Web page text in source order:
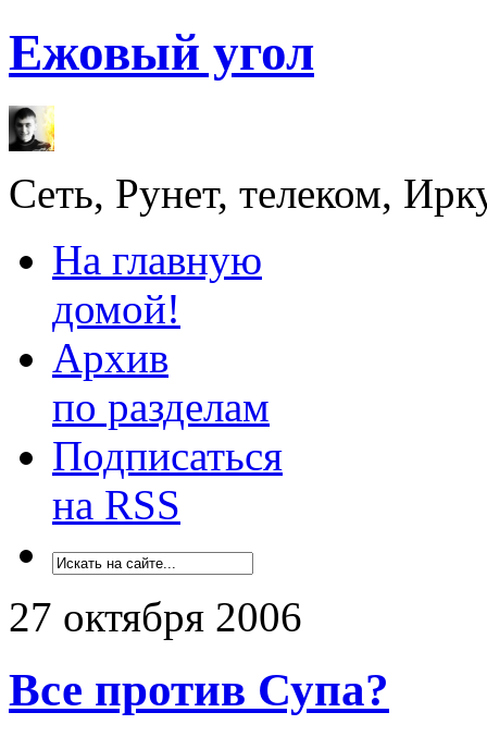
Ежовый угол
Сеть, Рунет, телеком,
На главную
домой!
Архив
по разделам
Подписаться
на RSS
27 октября 2006
Все против Супа?